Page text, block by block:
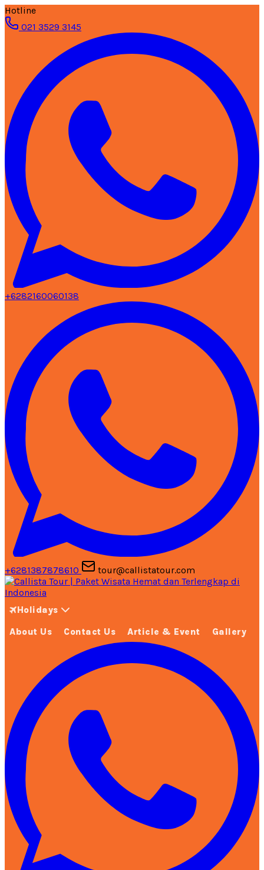
Hotline
021 3529 3145
+6282160060138
+6281387878610 tour@callistatour.com
Holidays
About Us Contact Us Article & Event Gallery